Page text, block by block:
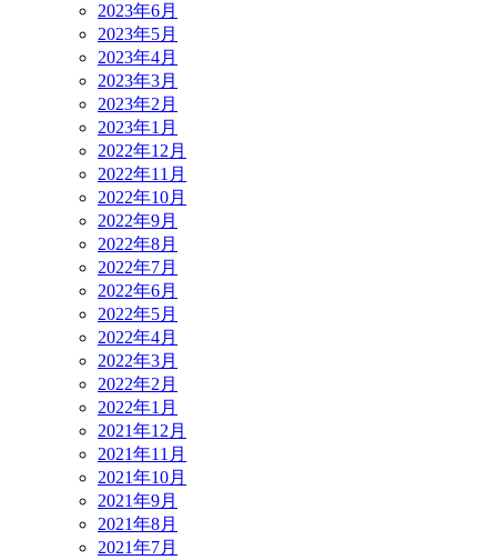
2023年6月
2023年5月
2023年4月
2023年3月
2023年2月
2023年1月
2022年12月
2022年11月
2022年10月
2022年9月
2022年8月
2022年7月
2022年6月
2022年5月
2022年4月
2022年3月
2022年2月
2022年1月
2021年12月
2021年11月
2021年10月
2021年9月
2021年8月
2021年7月